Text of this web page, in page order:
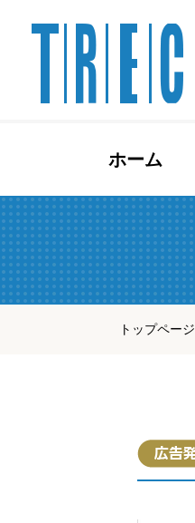
ン
ツ
へ
ス
ホーム
トップページ